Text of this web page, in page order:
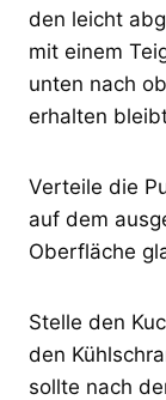
den leicht
mit einem
unten nach
erhalten
Verteile die
auf dem
Oberfläche
Stelle den
den
sollte nach